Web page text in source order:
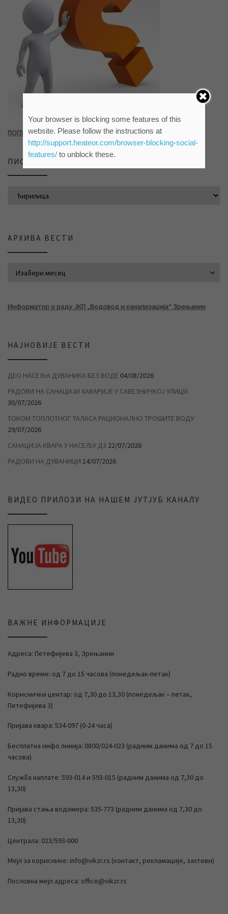
ПОПУНИТЕ УПИТНИК КЛИКОМ НА СЛИКУ ИЛИ ОВАЈ ЛИНК
ПИСМО САЈТА
АРХИВА ВЕСТИ
Информатор о раду ЈКП „Водовод и канализација“ Зрењанин
НАЈНОВИЈЕ ВЕСТИ
ДЕО НАСЕЉА ДУВАНИКА БЕЗ ВОДЕ 04/08/2026
РАДОВИ НА САНАЦИЈИ ХАВАРИЈЕ У САВЕЗНИЧКОЈ УЛИЦИ
30/07/2026
ТОКОМ ТОПЛОТНОГ ТАЛАСА РАЦИОНАЛНО ТРОШИТЕ ВОДУ
29/07/2026
САНАЦИЈА КВАРА У НАСЕЉУ Д3 22/07/2026
РАДОВИ НА ДУВАНИЦИ 14/07/2026
ВИДЕО ПРИЛОЗИ НА НАШЕМ ЈУТЈУБ КАНАЛУ
ВАЖНЕ ИНФОРМАЦИЈЕ
Адреса: Петефијева 3, Зрењанин
Радно време: од 7 до 15 часова (понедељак-петак)
Кориснички центар: од 7,30 до 13,30 (понедељак – петак,
Петефијева 3)
Пријава квара: 534-097 (0-24 часа)
Бесплатна инфо линија: 0800/024-023 (радним данима од 7 до 15
часова)
Служба наплате: 593-014 и 593-015 (радним данима од 7,30 до
13,30)
Пријава стања водомера: 535-773 (радним данима од 7,30 до
13,30)
Централа: 023/593-000
Мејл за кориснике: info@vikzr.rs (контакт, рекламације, захтеви)
Пословна мејл адреса: office@vikzr.rs
Your browser is blocking some features of this
website. Please follow the instructions at
http://support.heateor.com/browser-blocking-social-
features/to unblock these.